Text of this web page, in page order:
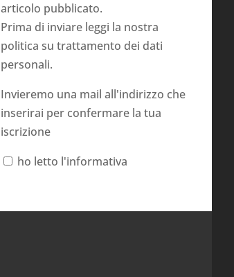
articolo pubblicato.
Prima di inviare leggi la nostra
politica su trattamento dei dati
personali.
Invieremo una mail all'indirizzo che
inserirai per confermare la tua
iscrizione
ho letto l'informativa